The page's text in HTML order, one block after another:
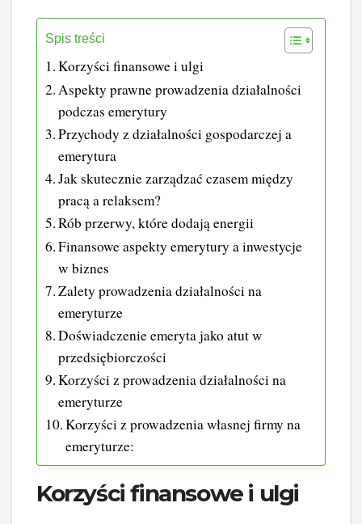
Spis treści
Korzyści finansowe i ulgi
Aspekty prawne prowadzenia działalności
podczas emerytury
Przychody z działalności gospodarczej a
emerytura
Jak skutecznie zarządzać czasem między
pracą a relaksem?
Rób przerwy, które dodają energii
Finansowe aspekty emerytury a inwestycje
w biznes
Zalety prowadzenia działalności na
emeryturze
Doświadczenie emeryta jako atut w
przedsiębiorczości
Korzyści z prowadzenia działalności na
emeryturze
Korzyści z prowadzenia własnej firmy na
emeryturze:
Korzyści finansowe i ulgi